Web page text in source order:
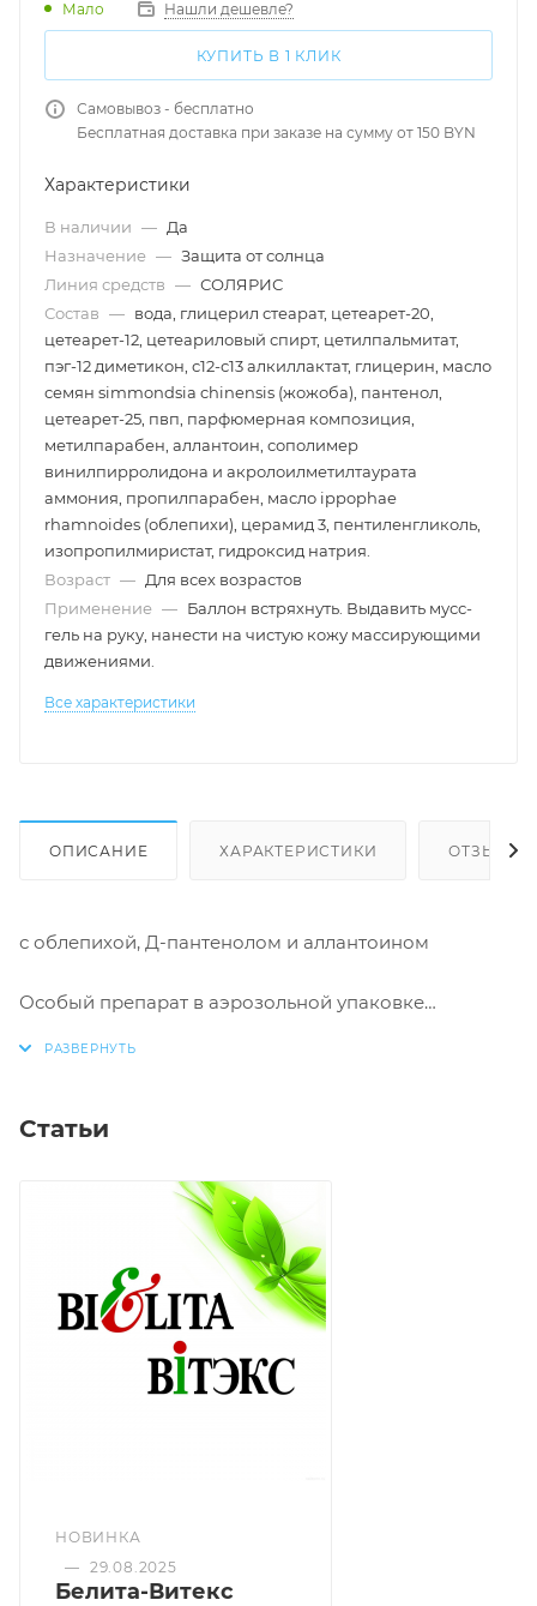
Мало Нашли дешевле?
КУПИТЬ В 1 КЛИК
Самовывоз - бесплатно
Бесплатная доставка при заказе на сумму от 150 BYN
Характеристики
В наличии — Да
Назначение — Защита от солнца
Линия средств — СОЛЯРИС
Состав — вода, глицерил стеарат, цетеарет-20,
цетеарет-12, цетеариловый спирт, цетилпальмитат,
пэг-12 диметикон, с12-с13 алкиллактат, глицерин, масло
семян simmondsia chinensis (жожоба), пантенол,
цетеарет-25, пвп, парфюмерная композиция,
метилпарабен, аллантоин, сополимер
винилпирролидона и акролоилметилтаурата
аммония, пропилпарабен, масло ippophae
rhamnoides (облепихи), церамид 3, пентиленгликоль,
изопропилмиристат, гидроксид натрия.
Возраст — Для всех возрастов
Применение — Баллон встряхнуть. Выдавить мусс-
гель на руку, нанести на чистую кожу массирующими
движениями.
Все характеристики
ОПИСАНИЕ ХАРАКТЕРИСТИКИ ОТЗЫВЫ
с облепихой, Д-пантенолом и аллантоином
Особый препарат в аэрозольной упаковке
трансформируется в молочко в момент нанесения
обеспечивая комфортный уход за кожей ребенка.
Идеально подходит для ухода за нежной кожей
малышей после пребывания на солнце.
Облепиха, Д-пантенол и аллантоин — смягчают и
восстанавливают кожу, снимают ощущение жара на
коже,
способствуют ее регенерации.
Статьи
НОВИНКА
— 29.08.2025
Белита-Витекс